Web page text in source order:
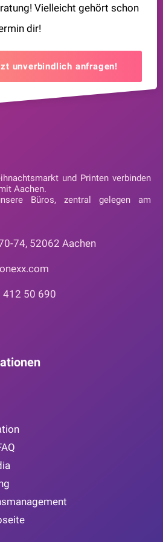
Vielleicht gehört schon
dir!
unverbindlich anfragen!
und Printen verbinden
Aachen.
Büros, zentral gelegen am
74, 52062 Aachen
50 690